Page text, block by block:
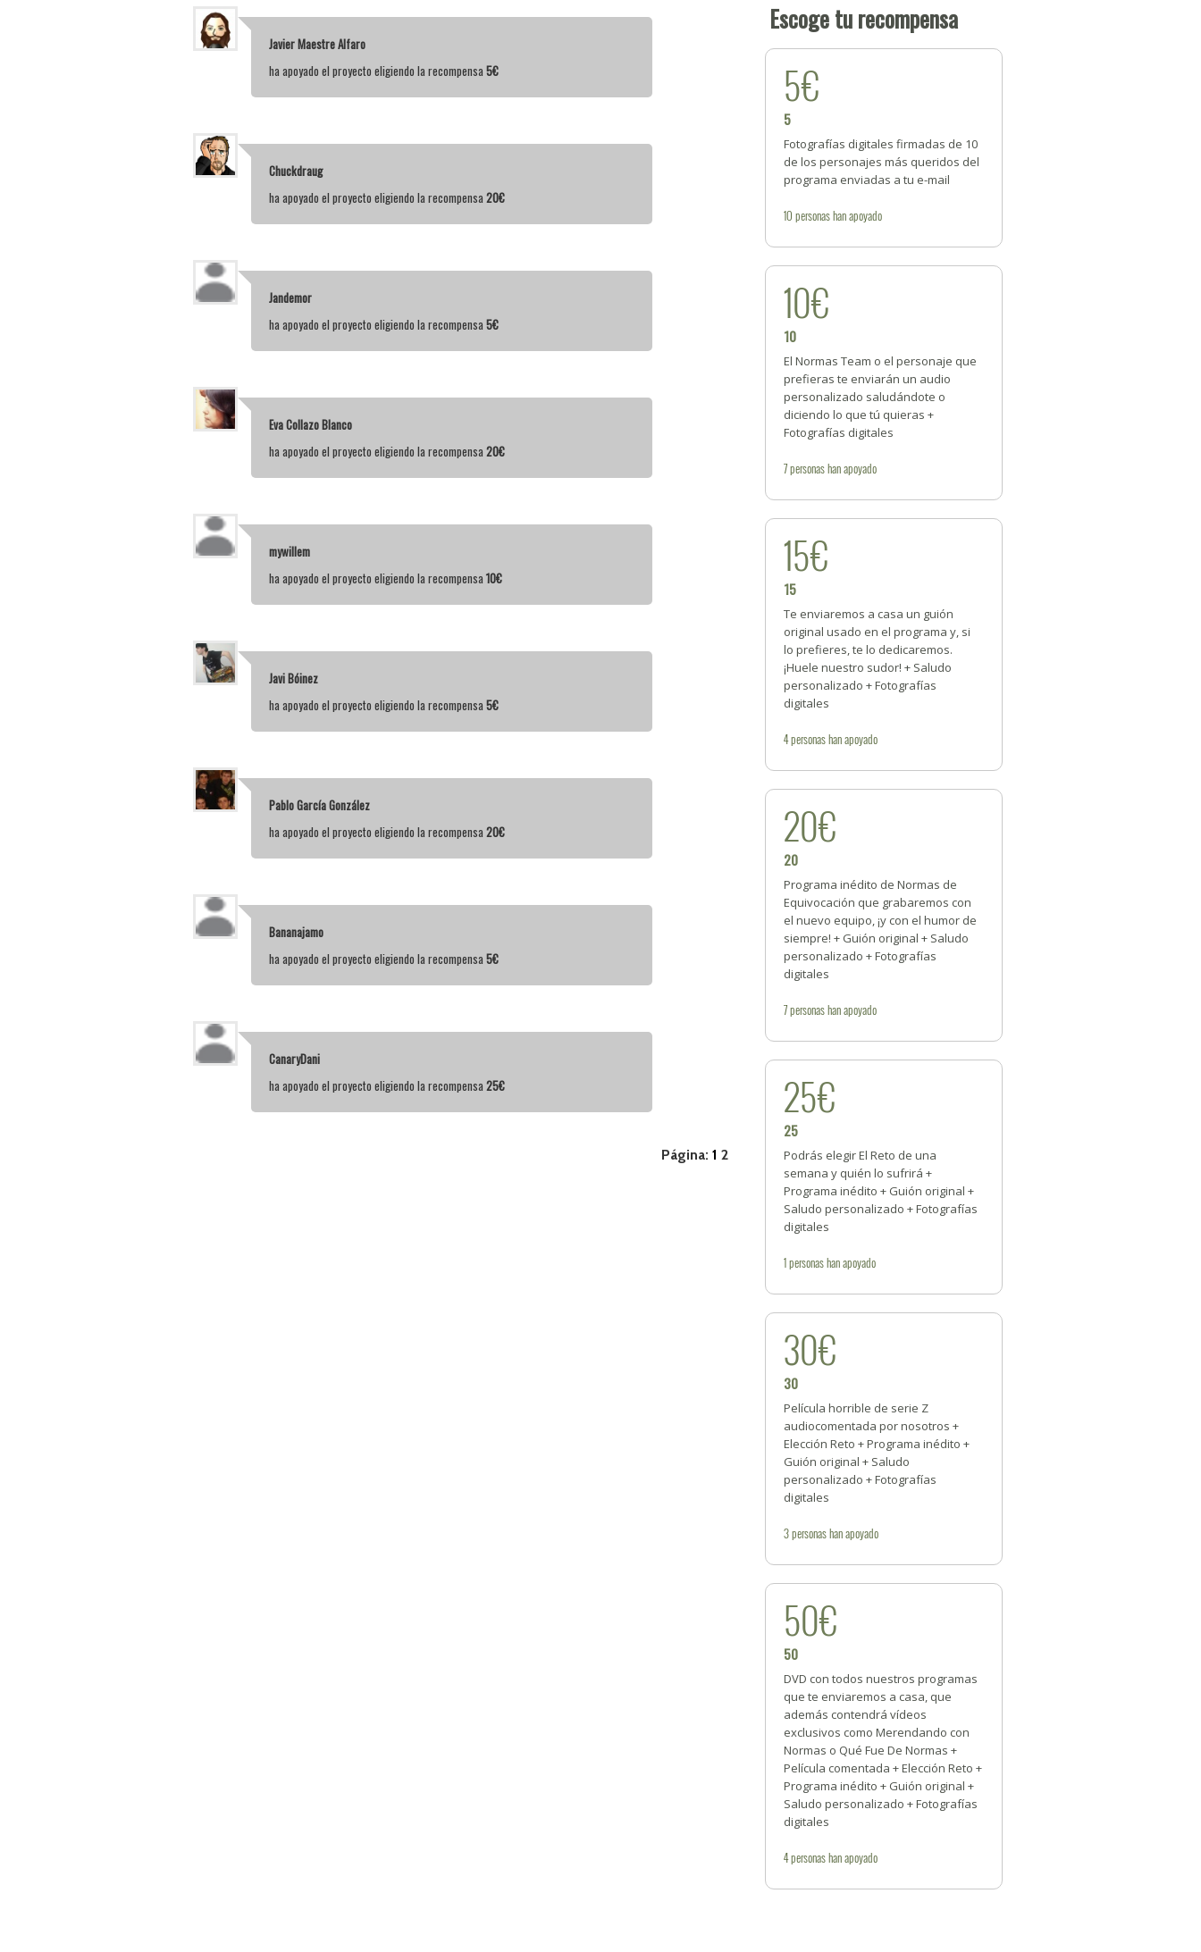
Javier Maestre Alfaro
ha apoyado el proyecto eligiendo la recompensa 5€
Chuckdraug
ha apoyado el proyecto eligiendo la recompensa 20€
Jandemor
ha apoyado el proyecto eligiendo la recompensa 5€
Eva Collazo Blanco
ha apoyado el proyecto eligiendo la recompensa 20€
mywillem
ha apoyado el proyecto eligiendo la recompensa 10€
Javi Bóinez
ha apoyado el proyecto eligiendo la recompensa 5€
Pablo García González
ha apoyado el proyecto eligiendo la recompensa 20€
Bananajamo
ha apoyado el proyecto eligiendo la recompensa 5€
CanaryDani
ha apoyado el proyecto eligiendo la recompensa 25€
Página:1 2
Escoge tu recompensa
5€
5
Fotografías digitales firmadas de 10
de los personajes más queridos del
programa enviadas a tu e-mail
10personashan apoyado
10€
10
El Normas Team o el personaje que
prefieras te enviarán un audio
personalizado saludándote o
diciendo lo que tú quieras +
Fotografías digitales
7personashan apoyado
15€
15
Te enviaremos a casa un guión
original usado en el programa y, si
lo prefieres, te lo dedicaremos.
¡Huele nuestro sudor! + Saludo
personalizado + Fotografías
digitales
4personashan apoyado
20€
20
Programa inédito de Normas de
Equivocación que grabaremos con
el nuevo equipo, ¡y con el humor de
siempre! + Guión original + Saludo
personalizado + Fotografías
digitales
7personashan apoyado
25€
25
Podrás elegir El Reto de una
semana y quién lo sufrirá +
Programa inédito + Guión original +
Saludo personalizado + Fotografías
digitales
1personashan apoyado
30€
30
Película horrible de serie Z
audiocomentada por nosotros +
Elección Reto + Programa inédito +
Guión original + Saludo
personalizado + Fotografías
digitales
3personashan apoyado
50€
50
DVD con todos nuestros programas
que te enviaremos a casa, que
además contendrá vídeos
exclusivos como Merendando con
Normas o Qué Fue De Normas +
Película comentada + Elección Reto +
Programa inédito + Guión original +
Saludo personalizado + Fotografías
digitales
4personashan apoyado